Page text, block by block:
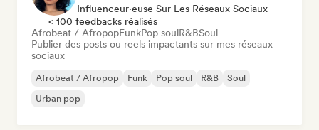
Influenceur·euse Sur Les Réseaux Sociaux
< 100 feedbacks réalisés
Afrobeat / AfropopFunkPop soulR&BSoul
Publier des posts ou reels impactants sur mes réseaux
sociaux
Afrobeat / Afropop Funk Pop soul R&B
Soul
Urban pop